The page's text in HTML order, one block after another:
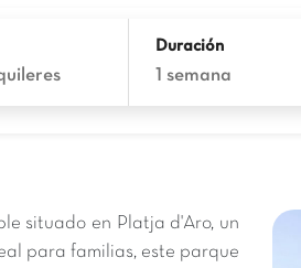
Duración
1 semana
situado en Platja d'Aro, un
para familias, este parque